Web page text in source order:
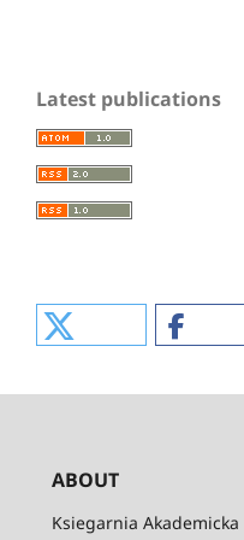
Latest publications
ABOUT
Ksiegarnia